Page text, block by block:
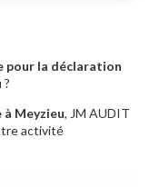
pour la déclaration
?
Meyzieu, JM AUDIT
activité